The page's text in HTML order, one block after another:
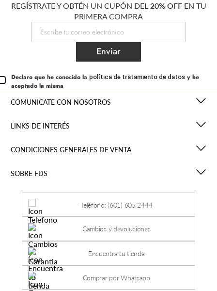
REGÍSTRATE Y OBTÉN UN CUPÓN DEL 20% OFFEN TU
PRIMERA COMPRA
Enviar
Declaro que he conocido la política de tratamiento de datos y he
aceptado la misma
COMUNICATE CON NOSOTROS
LINKS DE INTERÉS
CONDICIONES GENERALES DE VENTA
SOBRE FDS
Teléfono: (601) 605 2444
Cambios y devoluciones
Encuentra tu tienda
Comprar por Whatsapp